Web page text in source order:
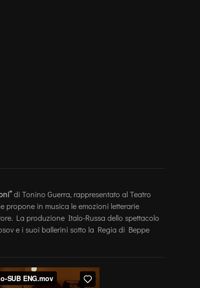
di Tonino Guerra, rappresentato al Teatro
propone in musica le emozioni letterarie
La produzione Italo-Russa dello spettacolo
e i suoi ballerini sotto la Regia di Beppe